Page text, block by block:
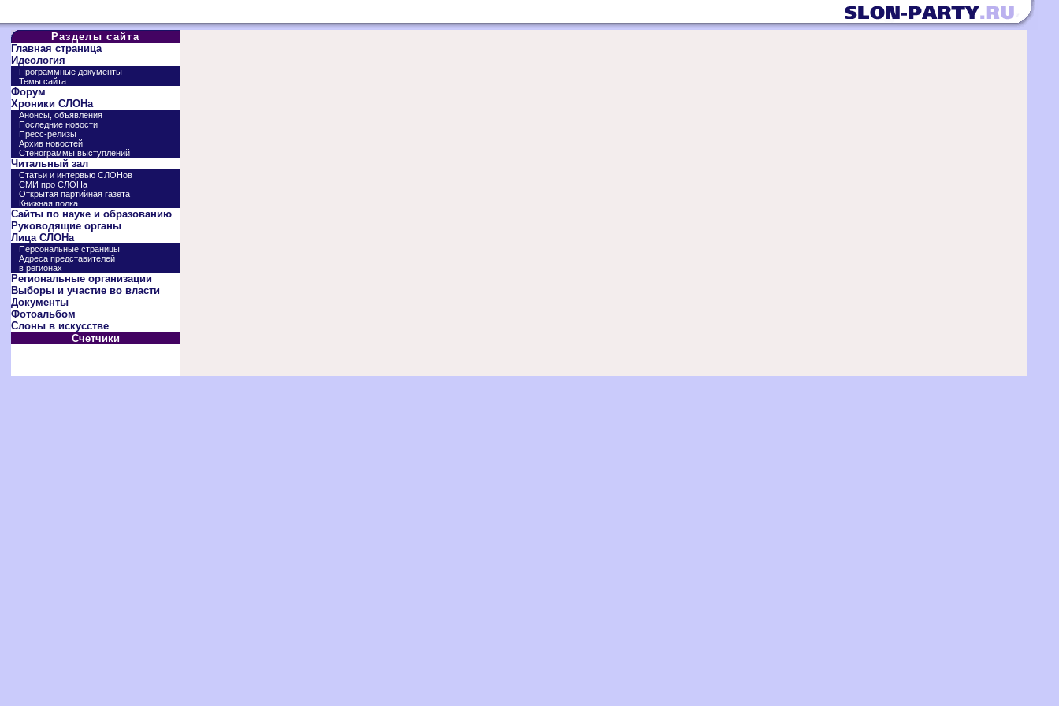
Разделы сайта
Главная страница
Идеология
Программные документы
Темы сайта
Форум
Хроники СЛОНа
Анонсы, объявления
Последние новости
Пресс-релизы
Архив новостей
Стенограммы выступлений
Читальный зал
Статьи и интервью СЛОНов
СМИ про СЛОНа
Открытая партийная газета
Книжная полка
Сайты по науке и образованию
Руководящие органы
Лица СЛОНа
Персональные страницы
Адреса представителей
в регионах
Региональные организации
Выборы и участие во власти
Документы
Фотоальбом
Слоны в искусстве
Счетчики